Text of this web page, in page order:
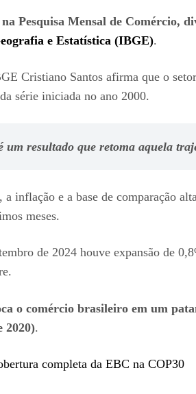
na Pesquisa Mensal de Comércio,
e Estatística (IBGE).
Cristiano Santos afirma que o
série iniciada no ano 2000.
um resultado que retoma aquela
a inflação e a base de comparação
meses.
de 2024 houve expansão de
o comércio brasileiro em um
2020).
completa da EBC na COP30